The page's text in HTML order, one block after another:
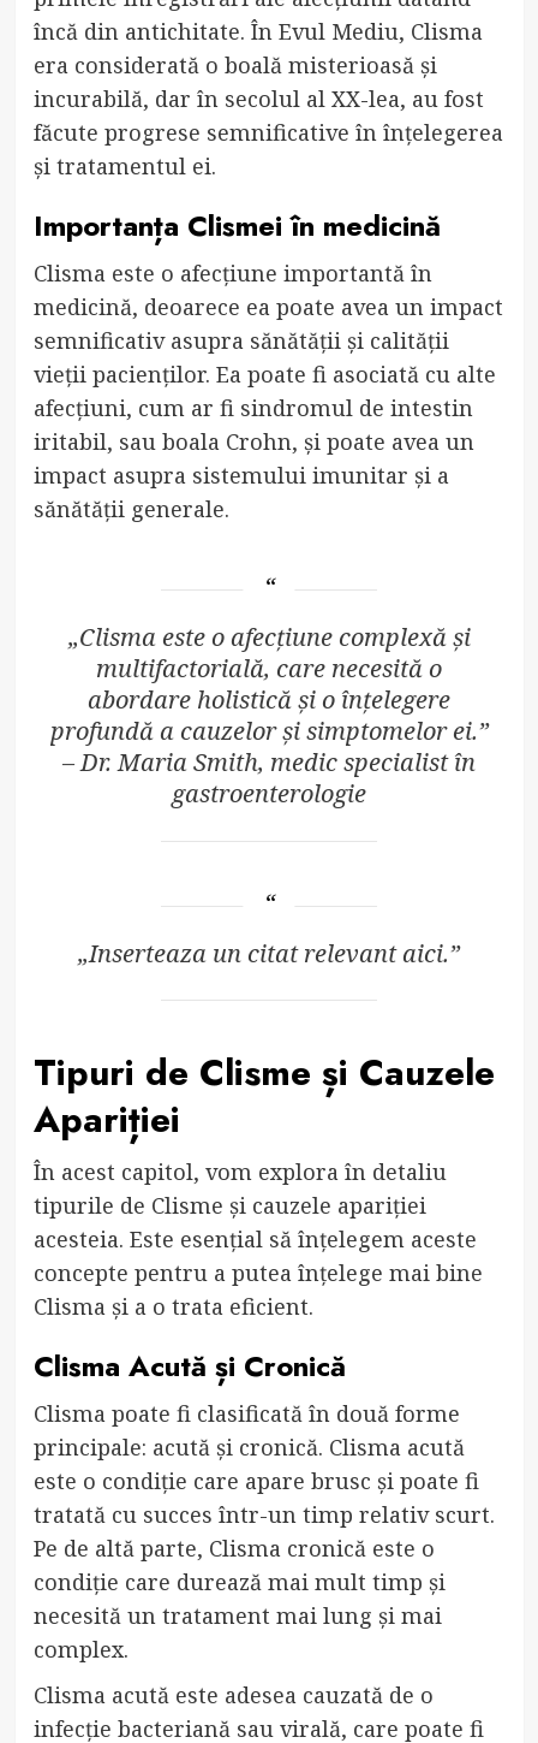
încă din antichitate. În Evul Mediu, Clisma
era considerată o boală misterioasă și
incurabilă, dar în secolul al XX-lea, au fost
făcute progrese semnificative în înțelegerea
și tratamentul ei.
Importanța Clismei în medicină
Clisma este o afecțiune importantă în
medicină, deoarece ea poate avea un impact
semnificativ asupra sănătății și calității
vieții pacienților. Ea poate fi asociată cu alte
afecțiuni, cum ar fi sindromul de intestin
iritabil, sau boala Crohn, și poate avea un
impact asupra sistemului imunitar și a
sănătății generale.
„Clisma este o afecțiune complexă și
multifactorială, care necesită o
abordare holistică și o înțelegere
profundă a cauzelor și simptomelor ei.”
– Dr. Maria Smith, medic specialist în
gastroenterologie
„Inserteaza un citat relevant aici.”
Tipuri de Clisme și Cauzele
Apariției
În acest capitol, vom explora în detaliu
tipurile de Clisme și cauzele apariției
acesteia. Este esențial să înțelegem aceste
concepte pentru a putea înțelege mai bine
Clisma și a o trata eficient.
Clisma Acută și Cronică
Clisma poate fi clasificată în două forme
principale: acută și cronică. Clisma acută
este o condiție care apare brusc și poate fi
tratată cu succes într-un timp relativ scurt.
Pe de altă parte, Clisma cronică este o
condiție care durează mai mult timp și
necesită un tratament mai lung și mai
complex.
Clisma acută este adesea cauzată de o
infecție bacteriană sau virală, care poate fi